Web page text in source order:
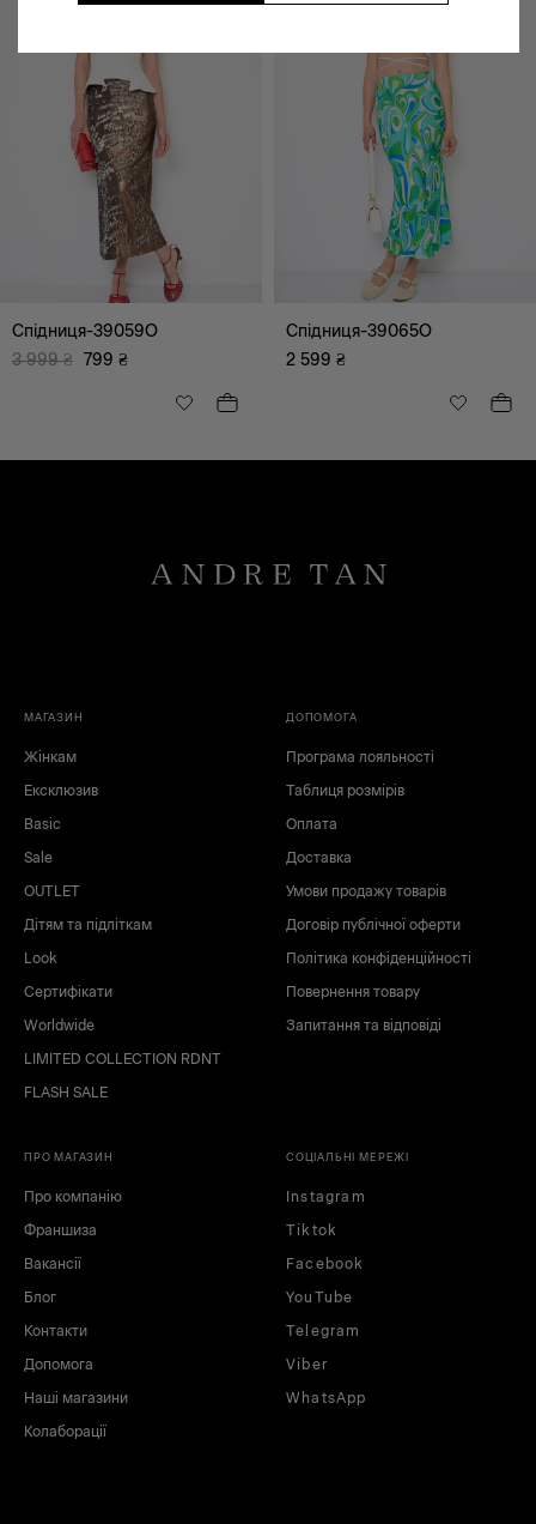
Спідниця-39059O
3 999 ₴ 799 ₴
Спідниця-39065O
2 599 ₴
МАГАЗИН
Жінкам
Ексклюзив
Basic
Sale
OUTLET
Дітям та підліткам
Look
Сертифікати
Worldwide
LIMITED COLLECTION RDNT
FLASH SALE
ДОПОМОГА
Програма лояльності
Таблиця розмірів
Оплата
Доставка
Умови продажу товарів
Договір публічної оферти
Політика конфіденційності
Повернення товару
Запитання та відповіді
ПРО МАГАЗИН
Про компанію
Франшиза
Вакансії
Блог
Контакти
Допомога
Наші магазини
Колаборації
СОЦІАЛЬНІ МЕРЕЖІ
Instagram
Tiktok
Facebook
YouTube
Telegram
Viber
WhatsApp